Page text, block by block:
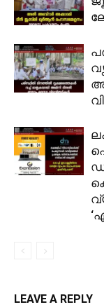
LEAVE A REPLY